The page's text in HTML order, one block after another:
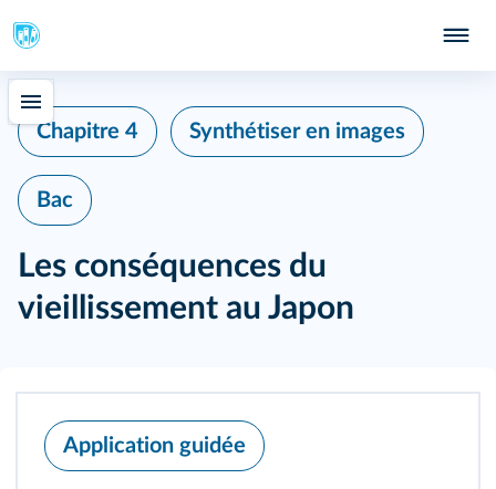
Chapitre 4 Synthétiser en images
Bac
Les conséquences du
vieillissement au Japon
Application guidée